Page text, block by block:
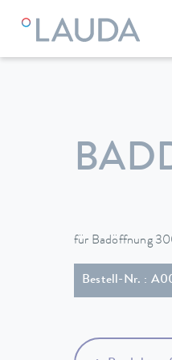
LAUDA Temperiergeräte
für Badöffnung
Bestell-Nr. :